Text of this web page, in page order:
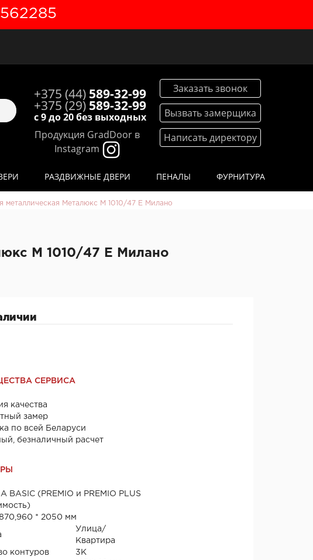
Заказать звонок
Вызвать замерщика
Написать директору
+375 (44) 589-32-99
+375 (29) 589-32-99
с 9 до 20 без выходных
Продукция GradDoor в
Instagram
РАЗДВИЖНЫЕ ДВЕРИ ПЕНАЛЫ ФУРНИТУРА
металлическая Металюкс М 1010/47 E Милано
М 1010/47 E Милано
СЕРВИСА
качества
замер
по всей Беларуси
безналичный расчет
BASIC (PREMIO и PREMIO PLUS
* 2050 мм
Улица/
Квартира
контуров
3К